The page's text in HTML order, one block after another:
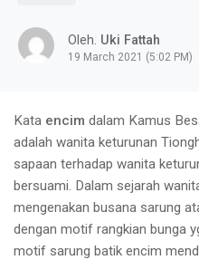
Oleh. Uki Fattah
19 March 2021 (5:02 PM)
Kata encim dalam Kamus
adalah wanita keturunan
sapaan terhadap wanita
bersuami. Dalam sejarah
mengenakan busana sarung
dengan motif rangkian bunga
motif sarung batik encim